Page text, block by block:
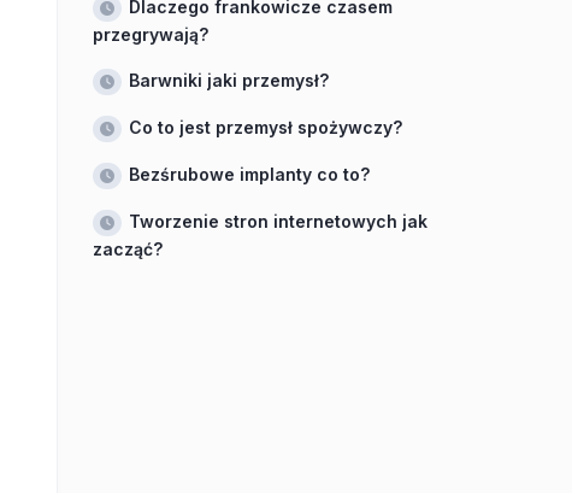
Dlaczego frankowicze czasem
przegrywają?
Barwniki jaki przemysł?
Co to jest przemysł spożywczy?
Bezśrubowe implanty co to?
Tworzenie stron internetowych jak
zacząć?